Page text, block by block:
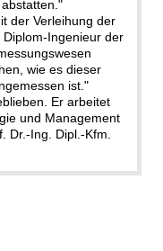
der Verleihung der
Ingenieur der
wie es dieser
ist."
Er arbeitet
und Management
Dr.-Ing. Dipl.-Kfm.